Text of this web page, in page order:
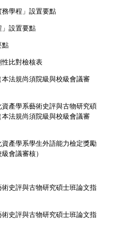
務學程」設置要點
」設置要點
點
比對檢核表
法規尚須院級與校級會議審
產學系藝術史評與古物研究碩
法規尚須院級與校級會議審
產學系學生外語能力檢定獎勵
會議審核）
史評與古物研究碩士班論文指
史評與古物研究碩士班論文指